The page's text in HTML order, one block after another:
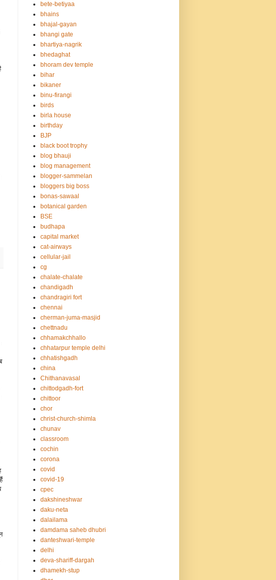
bete-betiyaa
bhains
bhajal-gayan
bhangi gate
bhartiya-nagrik
bhedaghat
bhoram dev temple
bihar
bikaner
binu-firangi
birds
birla house
birthday
BJP
black boot trophy
blog bhauji
blog management
blogger-sammelan
bloggers big boss
bonas-sawaal
botanical garden
BSE
budhapa
capital market
cat-airways
cellular-jail
cg
chalate-chalate
chandigadh
chandragiri fort
chennai
cherman-juma-masjid
chettnadu
chhamakchhallo
chhatarpur temple delhi
chhatishgadh
china
Chithanavasal
chittodgadh-fort
chittoor
chor
christ-church-shimla
chunav
classroom
cochin
corona
covid
covid-19
cpec
dakshineshwar
daku-neta
dalailama
damdama saheb dhubri
danteshwari-temple
delhi
deva-shariff-dargah
dhamekh-stup